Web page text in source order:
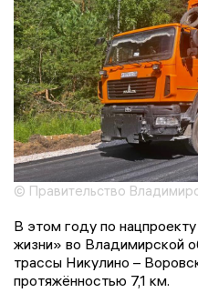
© Правительство
В этом году по
жизни» во Владимирской
трассы Никулино –
протяжённостью 7,1 км.